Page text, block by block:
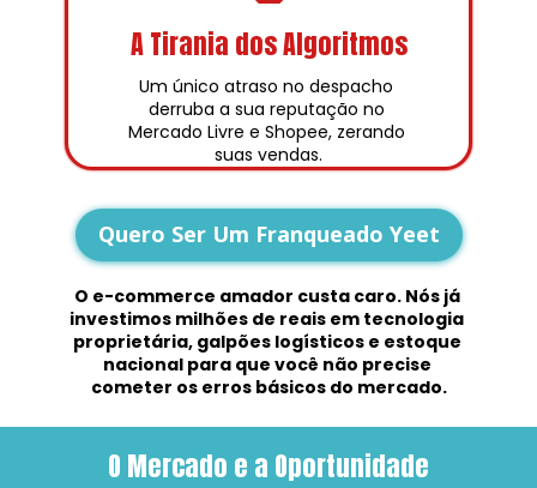
A Tirania dos Algoritmos
Um único atraso no despacho
derruba a sua reputação no
Mercado Livre e Shopee, zerando
suas vendas.
O e-commerce amador custa caro. Nós já
investimos milhões de reais em tecnologia
proprietária, galpões logísticos e estoque
nacional para que você não precise
cometer os erros básicos do mercado.
Quero Ser Um Franqueado Yeet
O Mercado e a Oportunidade